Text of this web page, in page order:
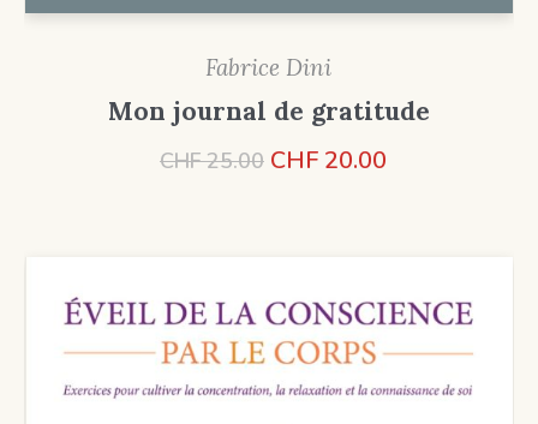
Fabrice Dini
Mon journal de gratitude
CHF 25.00 Le
CHF 20.00Le